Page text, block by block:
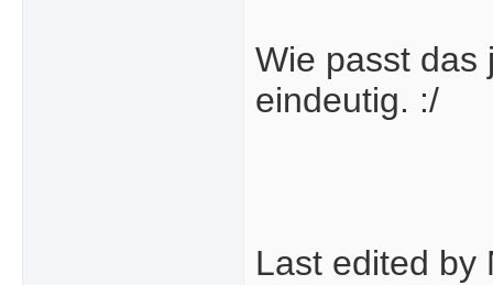
Wie passt das
eindeutig. :/
Last edited by